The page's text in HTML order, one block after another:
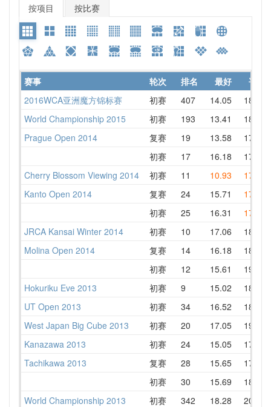
按项目 按比赛
赛事 轮次 排名 最好
平均
2016WCA亚洲魔方锦标赛
初赛 407 14.05
18.40
World Championship 2015
初赛 193 13.41
18.26
Prague Open 2014
复赛 19 13.58
17.91
初赛
17 16.18
17.86
Cherry Blossom Viewing 2014
初赛 11 10.93
17.19
Kanto Open 2014
复赛 24 15.71
17.20
初赛
25 16.31
17.26
JRCA Kansai Winter 2014
初赛 10 17.06
18.83
Molina Open 2014
复赛 14 16.18
18.62
初赛
12 15.61
19.37
Hokuriku Eve 2013
初赛 9 15.02
18.76
UT Open 2013
初赛 34 16.52
18.78
West Japan Big Cube 2013
初赛 20 17.05
19.51
Kanazawa 2013
初赛 24 15.05
17.98
Tachikawa 2013
复赛 28 15.65
17.65
初赛
30 15.69
18.30
World Championship 2013
初赛 342 18.28
20.80